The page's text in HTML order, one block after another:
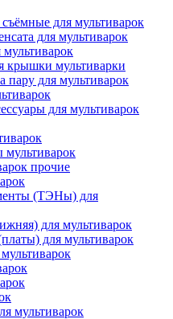
для мультиварок
для мультиварок
крышки мультиварки
пару для мультиварок
для мультиварок
мультиварок
прочие
(ТЭНы) для
для мультиварок
для мультиварок
мультиварок